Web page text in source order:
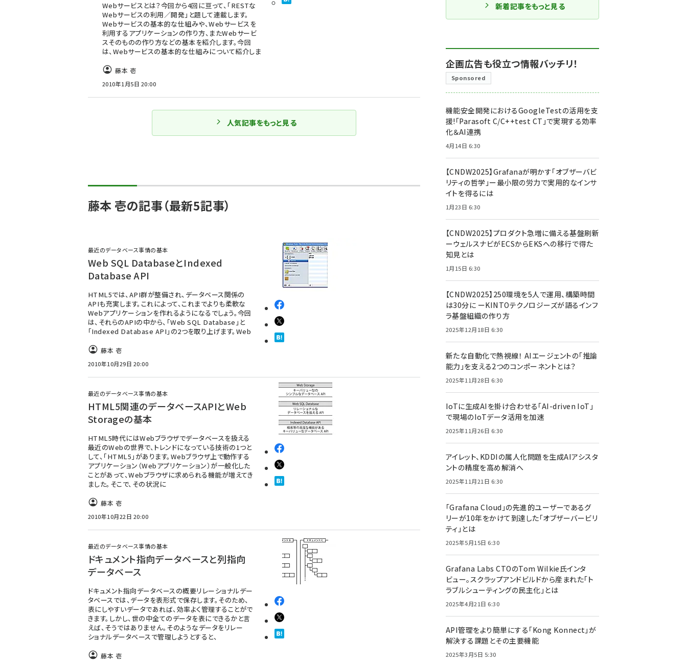
Webサービスとは？今回から4回に亘って、「RESTな
Webサービスの利用／開発」と題して連載します。
Webサービスの基本的な仕組みや、Webサービスを
利用するアプリケーションの作り方、またWebサービ
スそのものの作り方などの基本を紹介します。今回
は、Webサービスの基本的な仕組みについて紹介しま
藤本 壱
2010年1月5日 20:00
人気記事をもっと見る
藤本 壱の記事（最新5記事）
最近のデータベース事情の基本
Web SQL DatabaseとIndexed
Database API
HTML5では、API群が整備され、データベース関係の
APIも充実します。これによって、これまでよりも柔軟な
Webアプリケーションを作れるようになるでしょう。今回
は、それらのAPIの中から、「Web SQL Database」と
「Indexed Database API」の2つを取り上げます。Web
藤本 壱
2010年10月29日 20:00
最近のデータベース事情の基本
HTML5関連のデータベースAPIとWeb
Storageの基本
HTML5時代にはWebブラウザでデータベースを扱える
最近のWebの世界で、トレンドになっている技術の1つと
して、「HTML5」があります。Webブラウザ上で動作する
アプリケーション（Webアプリケーション）が一般化した
ことがあって、Webブラウザに求められる機能が増えてき
ました。そこで、その状況に
藤本 壱
2010年10月22日 20:00
最近のデータベース事情の基本
ドキュメント指向データベースと列指向
データベース
ドキュメント指向データベースの概要リレーショナルデー
タベースでは、データを表形式で保存します。そのため、
表にしやすいデータであれば、効率よく管理することがで
きます。しかし、世の中全てのデータを表にできるかと言
えば、そうではありません。そのようなデータをリレー
ショナルデータベースで管理しようとすると、
藤本 壱
新着記事をもっと見る
企画広告も役立つ情報バッチリ！
Sponsored
機能安全開発におけるGoogleTestの活用を支
援!「Parasoft C/C++test CT」で実現する効率
化＆AI連携
4月14日 6:30
【CNDW2025】Grafanaが明かす「オブザーバビ
リティの哲学」ー最小限の労力で実用的なインサ
イトを得るには
1月23日 6:30
【CNDW2025】プロダクト急増に備える基盤刷新
ーウェルスナビがECSからEKSへの移行で得た
知見とは
1月15日 6:30
【CNDW2025】250環境を5人で運用、構築時間
は30分に ーKINTOテクノロジーズが語るインフ
ラ基盤組織の作り方
2025年12月18日 6:30
新たな自動化で熱視線！ AIエージェントの「推論
能力」を支える2つのコンポーネントとは？
2025年11月28日 6:30
IoTに生成AIを掛け合わせる「AI-driven IoT」
で現場のIoTデータ活用を加速
2025年11月26日 6:30
アイレット、KDDIの属人化問題を生成AIアシスタ
ントの精度を高め解消へ
2025年11月21日 6:30
「Grafana Cloud」の先進的ユーザーであるグ
リーが10年をかけて到達した「オブザーバービリ
ティ」とは
2025年5月15日 6:30
Grafana Labs CTOのTom Wilkie氏インタ
ビュー。スクラップアンドビルドから産まれた「ト
ラブルシューティングの民主化」とは
2025年4月21日 6:30
API管理をより簡単にする「Kong Konnect」が
解決する課題とその主要機能
2025年3月5日 5:30